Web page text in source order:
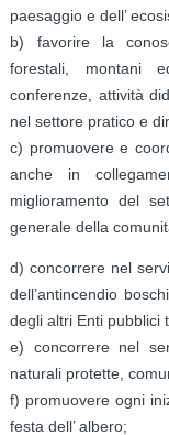
paesaggio e dell’
b) favorire la
forestali, montani
conferenze, attività
nel settore pratico e
c) promuovere e
anche in
miglioramento del
generale della
d) concorrere nel
dell’antincendio
degli altri Enti pubblici
e) concorrere nel
naturali protette,
f) promuovere ogni
festa dell’ albero;